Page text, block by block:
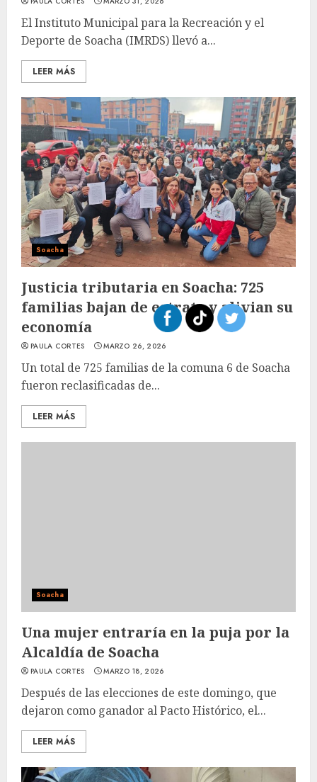
El Instituto Municipal para la Recreación y el
Deporte de Soacha (IMRDS) llevó a...
LEER MÁS
Soacha
Justicia tributaria en Soacha: 725
familias bajan de estrato y alivian su
economía
PAULA CORTES MARZO 26, 2026
Un total de 725 familias de la comuna 6 de Soacha
fueron reclasificadas de...
LEER MÁS
Soacha
Una mujer entraría en la puja por la
Alcaldía de Soacha
PAULA CORTES MARZO 18, 2026
Después de las elecciones de este domingo, que
dejaron como ganador al Pacto Histórico, el...
LEER MÁS